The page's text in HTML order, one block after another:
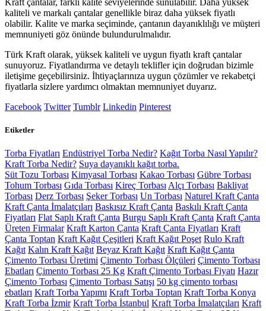
kaliteli ve markalı çantalar genellikle biraz daha yüksek fiyatlı
olabilir. Kalite ve marka seçiminde, çantanın dayanıklılığı ve müşteri
memnuniyeti göz önünde bulundurulmalıdır.
Türk Kraft olarak, yüksek kaliteli ve uygun fiyatlı kraft çantalar
sunuyoruz. Fiyatlandırma ve detaylı teklifler için doğrudan bizimle
iletişime geçebilirsiniz. İhtiyaçlarınıza uygun çözümler ve rekabetçi
fiyatlarla sizlere yardımcı olmaktan memnuniyet duyarız.
Facebook Twitter Tumblr Linkedin Pinterest
Etiketler
Torba Fiyatları Endüstriyel Torba Nedir? Kağıt Torba Nasıl Yapılır?
Kraft Torba Nedir? Suya dayanıklı kağıt torba.
Süt Tozu Torbası Kimyasal Torbası Kakao Torbası Gübre Torbası
Tohum Torbası Gıda Torbası Kireç Torbası Alçı Torbası Bakliyat
Torbası Derz Torbası Şeker Torbası Un Torbası Naturel Kraft Çanta
Kraft Çanta İmalatçıları Baskısız Kraft Çanta Baskılı Kraft Çanta
Fiyatları Flat Saplı Kraft Çanta Burgu Saplı Kraft Çanta Kraft Çanta
Üreten Firmalar Kraft Karton Çanta Kraft Çanta Fiyatları Kraft
Çanta Toptan Kraft Kağıt Çeşitleri Kraft Kağıt Poşet Rulo Kraft
Kağıt Kalın Kraft Kağıt Beyaz Kraft Kağıt Kraft Kağıt Çanta
Çimento Torbası Üretimi Çimento Torbası Ölçüleri Çimento Torbası
Ebatları Çimento Torbası 25 Kg Kraft Çimento Torbası Fiyatı Hazır
Çimento Torbası Çimento Torbası Satışı 50 kg çimento torbası
ebatları Kraft Torba Yapımı Kraft Torba Toptan Kraft Torba Konya
Kraft Torba İzmir Kraft Torba İstanbul Kraft Torba İmalatçıları Kraft